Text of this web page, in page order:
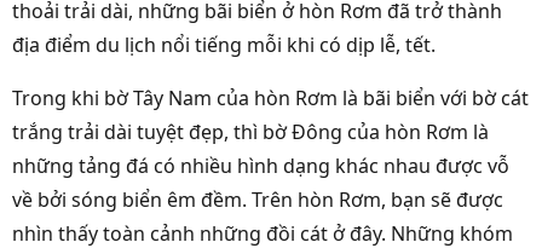
thoải trải dài, những bãi biển ở hòn Rơm đã trở thành
địa điểm du lịch nổi tiếng mỗi khi có dịp lễ, tết.
Trong khi bờ Tây Nam của hòn Rơm là bãi biển với bờ cát
trắng trải dài tuyệt đẹp, thì bờ Đông của hòn Rơm là
những tảng đá có nhiều hình dạng khác nhau được vỗ
về bởi sóng biển êm đềm. Trên hòn Rơm, bạn sẽ được
nhìn thấy toàn cảnh những đồi cát ở đây. Những khóm